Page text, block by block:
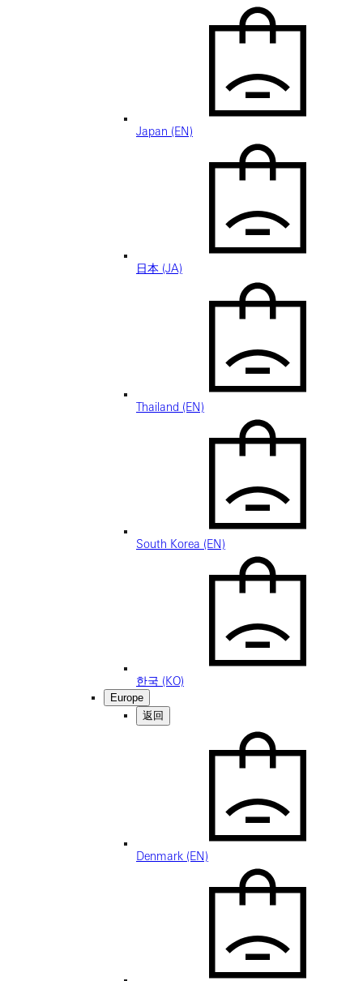
Japan (EN)
日本 (JA)
Thailand (EN)
South Korea (EN)
한국 (KO)
Europe
返回
Denmark (EN)